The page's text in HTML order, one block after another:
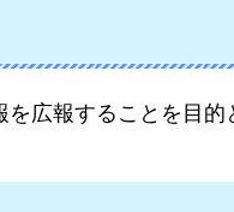
広報することを目的